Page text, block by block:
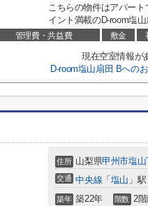
こちらの物件はアパー
イント満載のD-room塩
管理費・共益費 敷金
現在空室情報が
D-room塩山扇田 Bへの
住所 山梨県甲州市塩山
交通 中央線 「 塩山 」
築年 築22年 階数 2